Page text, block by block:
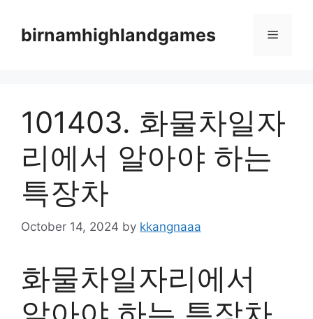
contentbirnamhighlandgames Menu
101403. 화물차일자
리에서 알아야 하는
특장차
October 14, 2024 by kkangnaaa
화물차일자리에서